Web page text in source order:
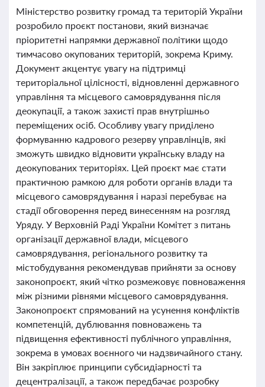
Міністерство розвитку громад та територій України
розробило проєкт постанови, який визначає
пріоритетні напрямки державної політики щодо
тимчасово окупованих територій, зокрема Криму.
Документ акцентує увагу на підтримці
територіальної цілісності, відновленні державного
управління та місцевого самоврядування після
деокупації, а також захисті прав внутрішньо
переміщених осіб. Особливу увагу приділено
формуванню кадрового резерву управлінців, які
зможуть швидко відновити українську владу на
деокупованих територіях. Цей проєкт має стати
практичною рамкою для роботи органів влади та
місцевого самоврядування і наразі перебуває на
стадії обговорення перед винесенням на розгляд
Уряду. У Верховній Раді України Комітет з питань
організації державної влади, місцевого
самоврядування, регіонального розвитку та
містобудування рекомендував прийняти за основу
законопроєкт, який чітко розмежовує повноваження
між різними рівнями місцевого самоврядування.
Законопроєкт спрямований на усунення конфліктів
компетенцій, дублювання повноважень та
підвищення ефективності публічного управління,
зокрема в умовах воєнного чи надзвичайного стану.
Він закріплює принципи субсидіарності та
децентралізації, а також передбачає розробку